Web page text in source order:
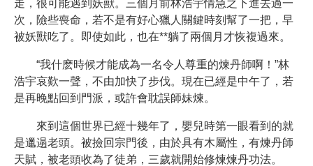
走，很可能遇到妖獸。三個月前林浩宇情急之下進去過一
次，險些喪命，若不是有好心獵人關鍵時刻幫了一把，早
被妖獸吃了。即使如此，也在**躺了兩個月才恢複過來。
“我什麽時候才能成為一名令人尊重的煉丹師啊！”林
浩宇哀歎一聲，不由加快了步伐。現在已經是中午了，若
是再晚點回到門派，或許會耽誤師妹煉。
來到這個世界已經十幾年了，嬰兒時第一眼看到的就
是邋遢老頭。被撿回宗門後，由於具有木屬性，有煉丹師
天賦，被老頭收為了徒弟，三歲就開始修煉煉丹功法。